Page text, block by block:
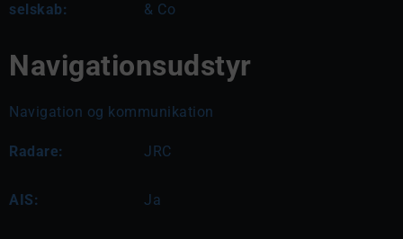
selskab:
& Co
Navigationsudstyr
Navigation og kommunikation
Radare: JRC
AIS: Ja